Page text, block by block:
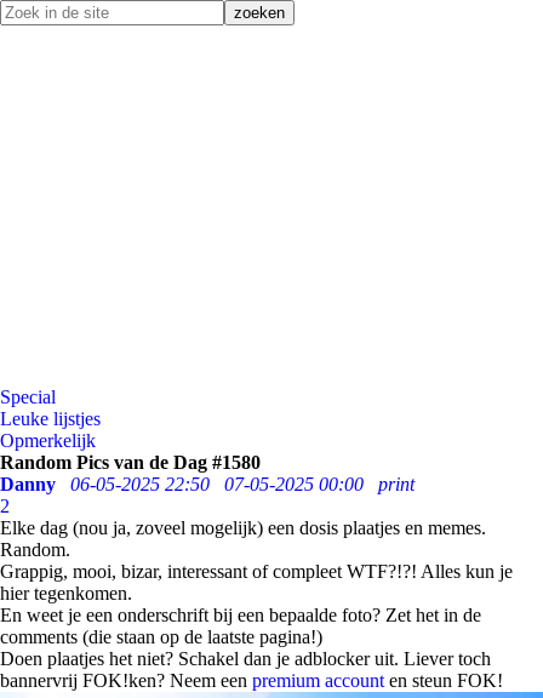
Special
Leuke lijstjes
Opmerkelijk
Random Pics van de Dag #1580
Danny
06-05-2025 22:50 07-05-2025 00:00
print
2
Elke dag (nou ja, zoveel mogelijk) een dosis plaatjes en memes.
Random.
Grappig, mooi, bizar, interessant of compleet WTF?!?! Alles kun je
hier tegenkomen.
En weet je een onderschrift bij een bepaalde foto? Zet het in de
comments (die staan op de laatste pagina!)
Doen plaatjes het niet? Schakel dan je adblocker uit. Liever toch
bannervrij FOK!ken? Neem een premium account en steun FOK!